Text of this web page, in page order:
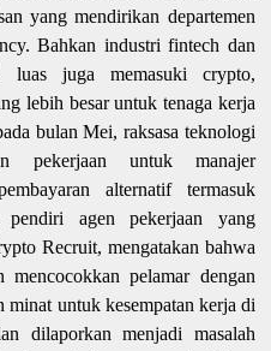
yang mendirikan departemen
Bahkan industri fintech dan
luas juga memasuki crypto,
lebih besar untuk tenaga kerja
bulan Mei, raksasa teknologi
pekerjaan untuk manajer
alternatif termasuk
agen pekerjaan yang
Recruit, mengatakan bahwa
mencocokkan pelamar dengan
minat untuk kesempatan kerja di
dilaporkan menjadi masalah